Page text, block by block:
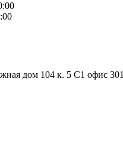
дом 104 к. 5 С1 офис 301